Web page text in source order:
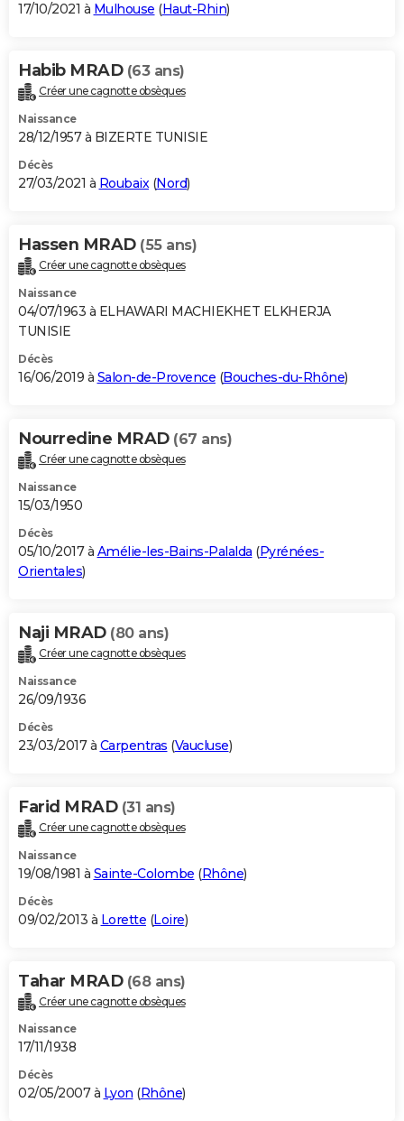
17/10/2021 à Mulhouse (Haut-Rhin)
Habib MRAD (63 ans)
Créer une cagnotte obsèques
Naissance
28/12/1957 à BIZERTE TUNISIE
Décès
27/03/2021 à Roubaix(Nord)
Hassen MRAD (55 ans)
Créer une cagnotte obsèques
Naissance
04/07/1963 à ELHAWARI MACHIEKHET ELKHERJA
TUNISIE
Décès
16/06/2019 à Salon-de-Provence (Bouches-du-Rhône)
Nourredine MRAD (67 ans)
Créer une cagnotte obsèques
Naissance
15/03/1950
Décès
05/10/2017 à Amélie-les-Bains-Palalda (Pyrénées-
Orientales)
Naji MRAD (80 ans)
Créer une cagnotte obsèques
Naissance
26/09/1936
Décès
23/03/2017 à Carpentras (Vaucluse)
Farid MRAD (31 ans)
Créer une cagnotte obsèques
Naissance
19/08/1981 à Sainte-Colombe (Rhône)
Décès
09/02/2013 à Lorette (Loire)
Tahar MRAD (68 ans)
Créer une cagnotte obsèques
Naissance
17/11/1938
Décès
02/05/2007 à Lyon (Rhône)